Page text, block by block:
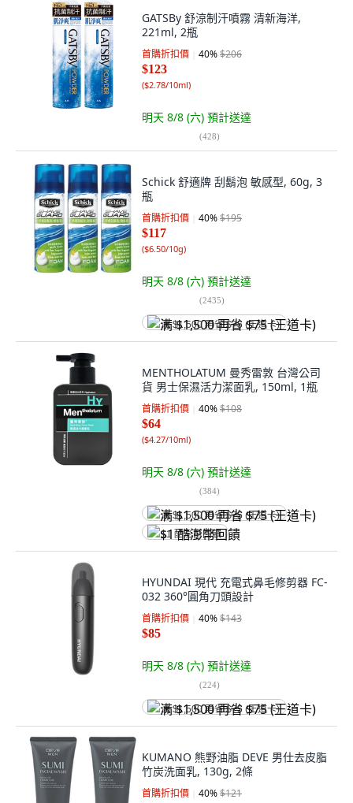
GATSBy 舒涼制汗噴霧 清新海洋,
221ml, 2瓶
首購折扣價 40%$206
$123
($2.78/10ml)
明天 8/8 (六) 預計送達
(428)
Schick 舒適牌 刮鬍泡 敏感型, 60g, 3
瓶
首購折扣價 40%$195
$117
($6.50/10g)
明天 8/8 (六) 預計送達
(2435)
满 $1,500 再省 $75 (王道卡)
MENTHOLATUM 曼秀雷敦 台灣公司
貨 男士保濕活力潔面乳, 150ml, 1瓶
首購折扣價 40%$108
$64
($4.27/10ml)
明天 8/8 (六) 預計送達
(384)
满 $1,500 再省 $75 (王道卡)
$1 酷澎幣回饋
HYUNDAI 現代 充電式鼻毛修剪器 FC-
032 360°圓角刀頭設計
首購折扣價 40%$143
$85
明天 8/8 (六) 預計送達
(224)
满 $1,500 再省 $75 (王道卡)
KUMANO 熊野油脂 DEVE 男仕去皮脂
竹炭洗面乳, 130g, 2條
首購折扣價 40%$121